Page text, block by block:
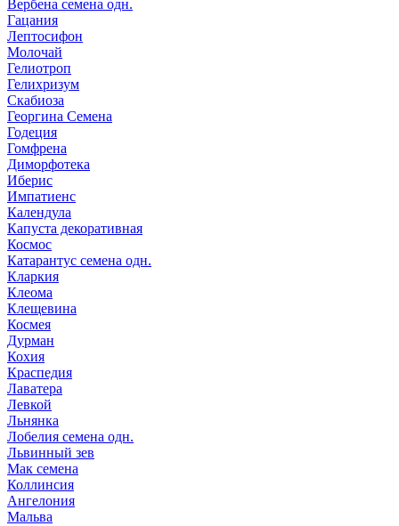
Вербена семена одн.
Гацания
Лептосифон
Молочай
Гелиотроп
Гелихризум
Скабиоза
Георгина Семена
Годеция
Гомфрена
Диморфотека
Иберис
Импатиенс
Календула
Капуста декоративная
Космос
Катарантус семена одн.
Кларкия
Клеома
Клещевина
Космея
Дурман
Кохия
Краспедия
Лаватера
Левкой
Льнянка
Лобелия семена одн.
Львинный зев
Мак семена
Коллинсия
Ангелония
Мальва